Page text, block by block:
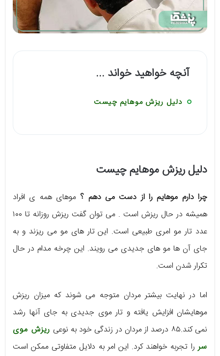
آنچه خواهید خواند ...
دلیل ریزش موهایم چیست
دلیل ریزش موهایم چیست
چرا دارم موهایم را از دست می دهم ؟ موهای همه ی افراد
همیشه در حال ریزش است . می توان گفت ریزش روزانه تا ۱۰۰
عدد تار مو امری طبیعی است. این تار های مو می ریزند و به
جای آن ها مو های جدیدی می رویند. این چرخه مدام در حال
تکرار شدن است.
اما در نهایت بیشتر مردان متوجه می شوند که میزان ریزش
موهایشان افزایش یافته و تار موی جدیدی به جای آنها رشد
نمی کند.۸۵ درصد از مردان در زندگی خود به نوعی
ریزش موی
سررا تجربه خواهند کرد. این امر به دلایل متفاوتی ممکن است